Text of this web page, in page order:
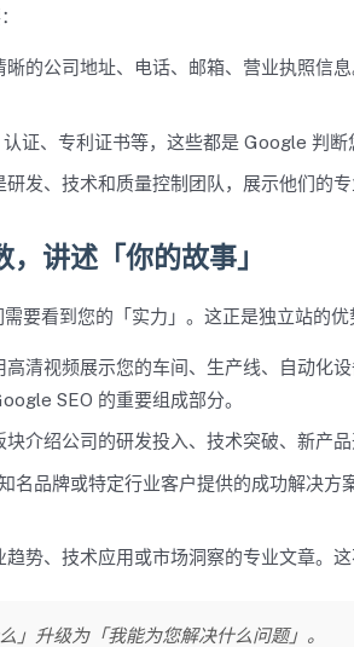
晰的公司地址、电话、邮箱、营业执照信
证、专利证书等，这些都是 Google 判断
发、技术和质量控制团队，展示他们的
讲述「你的故事」
要看到您的「实力」。这正是独立站的优
高清视频展示您的车间、生产线、自动化
SEO 的重要组成部分。
介绍公司的研发投入、技术突破、新产
名品牌或特定行业客户提供的成功解决
趋势、技术应用或市场洞察的专业文章。
」升级为「我能为您解决什么问题」。